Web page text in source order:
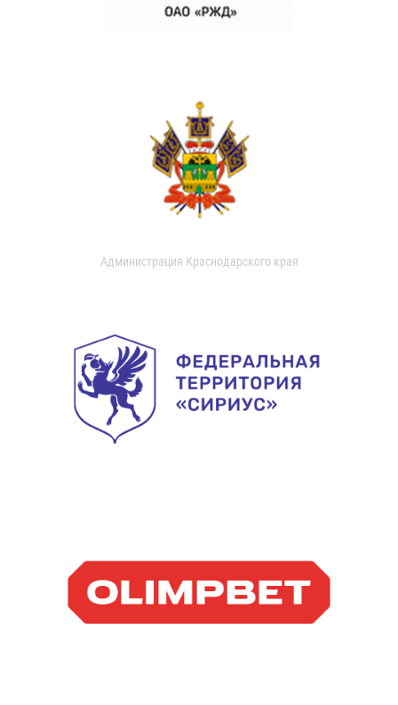
Администрация Краснодарского края